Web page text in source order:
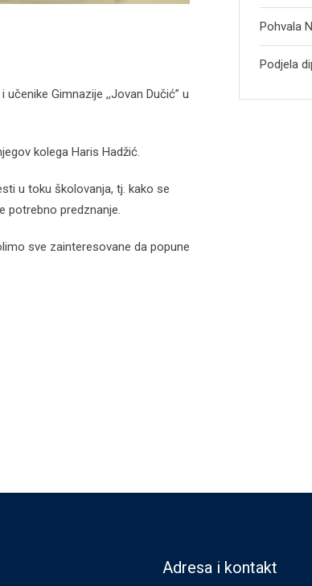
Gimnazije ,,Jovan Dučić” u
kolega Haris Hadžić.
u toku školovanja, tj. kako se
potrebno predznanje.
sve zainteresovane da popune
Pohvala
Podjela
Adresa i kontakt